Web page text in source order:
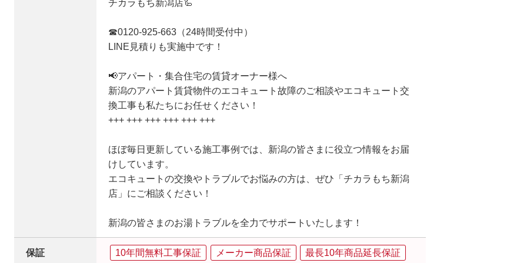
チカラもち新潟店🦾
☎0120-925-663（24時間受付中）
LINE見積りも実施中です！
📢アパート・集合住宅の賃貸オーナー様へ
新潟のアパート賃貸物件のエコキュート故障のご相談やエコキュート交
換工事も私たちにお任せください！
+++ +++ +++ +++ +++ +++
ほぼ毎日更新している施工事例では、新潟の皆さまに役立つ情報をお届
けしています。
エコキュートの交換やトラブルでお悩みの方は、ぜひ「チカラもち新潟
店」にご相談ください！
新潟の皆さまのお湯トラブルを全力でサポートいたします！
保証 10年間無料工事保証 メーカー商品保証 最長10年商品延長保証